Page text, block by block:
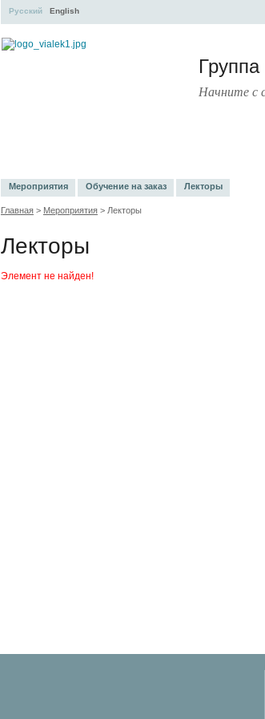
Начните с
Русский English
Мероприятия Обучение на заказ Лекторы
Главная > Мероприятия > Лекторы
Лекторы
Элемент не найден!